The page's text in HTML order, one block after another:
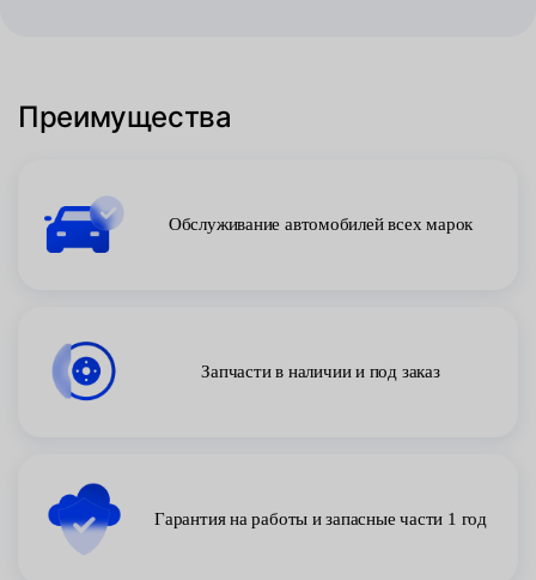
Преимущества
Обслуживание автомобилей всех марок
Запчасти в наличии и под заказ
Гарантия на работы и запасные части 1 год